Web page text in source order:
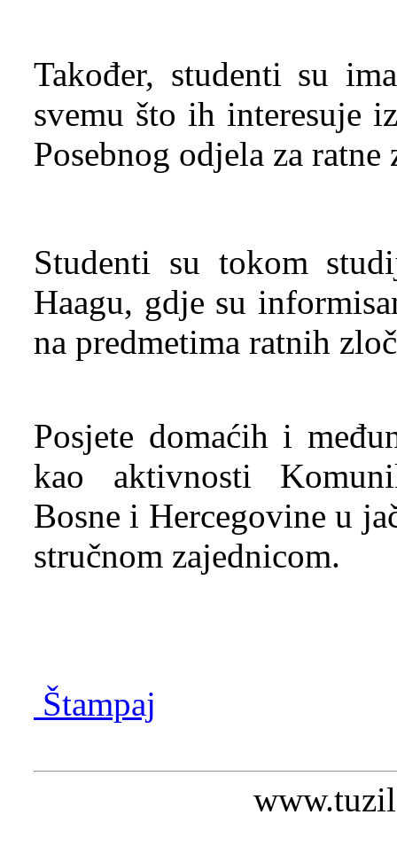
Također, studenti su
svemu što ih interesuje
Posebnog odjela za ratne
Studenti su tokom
Haagu, gdje su
na predmetima ratnih
Posjete domaćih i
kao aktivnosti
Bosne i Hercegovine u
stručnom zajednicom.
Štampaj